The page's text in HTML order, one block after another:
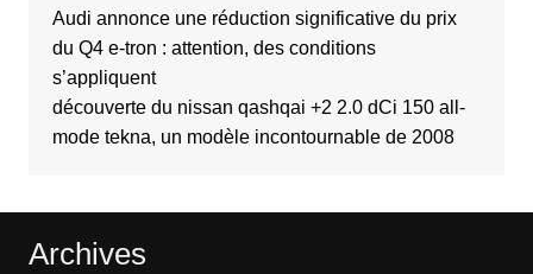
Audi annonce une réduction significative du prix
du Q4 e-tron : attention, des conditions
s’appliquent
découverte du nissan qashqai +2 2.0 dCi 150 all-
mode tekna, un modèle incontournable de 2008
Archives